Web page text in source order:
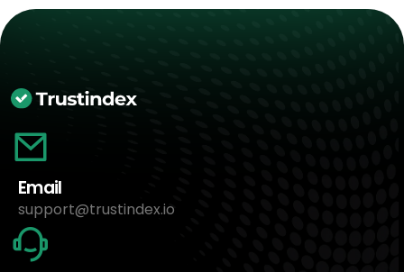
Email
support@trustindex.io